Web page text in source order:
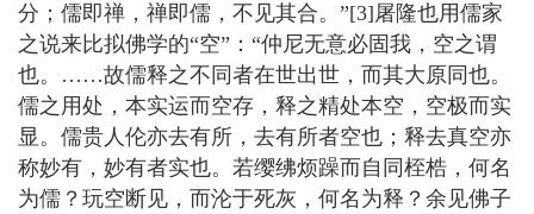
分；儒即禅，禅即儒，不见其合。”[3]屠隆也用儒家
之说来比拟佛学的“空”：“仲尼无意必固我，空之谓
也。……故儒释之不同者在世出世，而其大原同也。
儒之用处，本实运而空存，释之精处本空，空极而实
显。儒贵人伦亦去有所，去有所者空也；释去真空亦
称妙有，妙有者实也。若缨绋烦躁而自同桎梏，何名
为儒？玩空断见，而沦于死灰，何名为释？余见佛子